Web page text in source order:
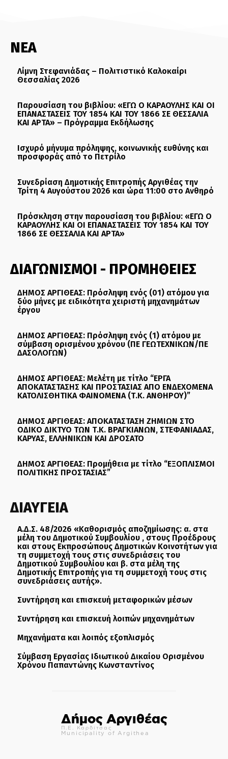
ΝΕΑ
Λίμνη Στεφανιάδας – Πολιτιστικό Καλοκαίρι
Θεσσαλίας 2026
Παρουσίαση του βιβλίου: «ΕΓΩ Ο ΚΑΡΑΟΥΛΗΣ ΚΑΙ ΟΙ
ΕΠΑΝΑΣΤΑΣΕΙΣ ΤΟΥ 1854 ΚΑΙ ΤΟΥ 1866 ΣΕ ΘΕΣΣΑΛΙΑ
ΚΑΙ ΑΡΤΑ» – Πρόγραμμα Εκδήλωσης
Ισχυρό μήνυμα πρόληψης, κοινωνικής ευθύνης και
προσφοράς από το Πετρίλο
Συνεδρίαση Δημοτικής Επιτροπής Αργιθέας την
Τρίτη 4 Αυγούστου 2026 και ώρα 11:00 στο Ανθηρό
Πρόσκληση στην παρουσίαση του βιβλίου: «ΕΓΩ Ο
ΚΑΡΑΟΥΛΗΣ ΚΑΙ ΟΙ ΕΠΑΝΑΣΤΑΣΕΙΣ ΤΟΥ 1854 ΚΑΙ ΤΟΥ
1866 ΣΕ ΘΕΣΣΑΛΙΑ ΚΑΙ ΑΡΤΑ»
ΔΙΑΓΩΝΙΣΜΟΙ - ΠΡΟΜΗΘΕΙΕΣ
ΔΗΜΟΣ ΑΡΓΙΘΕΑΣ: Πρόσληψη ενός (01) ατόμου για
δύο μήνες με ειδικότητα χειριστή μηχανημάτων
έργου
ΔΗΜΟΣ ΑΡΓΙΘΕΑΣ: Πρόσληψη ενός (1) ατόμου με
σύμβαση ορισμένου χρόνου (ΠΕ ΓΕΩΤΕΧΝΙΚΩΝ/ΠΕ
ΔΑΣΟΛΟΓΩΝ)
ΔΗΜΟΣ ΑΡΓΙΘΕΑΣ: Μελέτη με τίτλο “ΕΡΓΑ
ΑΠΟΚΑΤΑΣΤΑΣΗΣ ΚΑΙ ΠΡΟΣΤΑΣΙΑΣ ΑΠΟ ΕΝΔΕΧΟΜΕΝΑ
ΚΑΤΟΛΙΣΘΗΤΙΚΑ ΦΑΙΝΟΜΕΝΑ (Τ.Κ. ΑΝΘΗΡΟΥ)”
ΔΗΜΟΣ ΑΡΓΙΘΕΑΣ: ΑΠΟΚΑΤΑΣΤΑΣΗ ΖΗΜΙΩΝ ΣΤΟ
ΟΔΙΚΟ ΔΙΚΤΥΟ ΤΩΝ Τ.Κ. ΒΡΑΓΚΙΑΝΩΝ, ΣΤΕΦΑΝΙΑΔΑΣ,
ΚΑΡΥΑΣ, ΕΛΛΗΝΙΚΩΝ ΚΑΙ ΔΡΟΣΑΤΟ
ΔΗΜΟΣ ΑΡΓΙΘΕΑΣ: Προμήθεια με τίτλο “ΕΞΟΠΛΙΣΜΟΙ
ΠΟΛΙΤΙΚΗΣ ΠΡΟΣΤΑΣΙΑΣ”
ΔΙΑΥΓΕΙΑ
Α.Δ.Σ. 48/2026 «Καθορισμός αποζημίωσης: α. στα
μέλη του Δημοτικού Συμβουλίου , στους Προέδρους
και στους Εκπροσώπους Δημοτικών Κοινοτήτων για
τη συμμετοχή τους στις συνεδριάσεις του
Δημοτικού Συμβουλίου και β. στα μέλη της
Δημοτικής Επιτροπής για τη συμμετοχή τους στις
συνεδριάσεις αυτής».
Συντήρηση και επισκευή μεταφορικών μέσων
Συντήρηση και επισκευή λοιπών μηχανημάτων
Μηχανήματα και λοιπός εξοπλισμός
Σύμβαση Εργασίας Ιδιωτικού Δικαίου Ορισμένου
Χρόνου Παπαντώνης Κωνσταντίνος
Δήμος Αργιθέας
Π.Ε. Καρδίτσας
Municipality of Argithea